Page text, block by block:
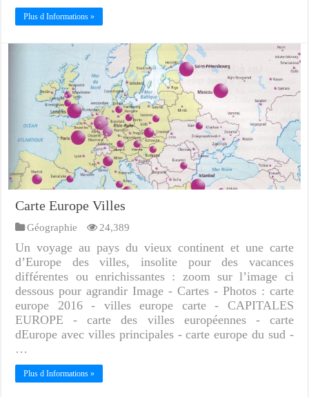
Plus d Informations »
Carte Europe Villes
Géographie 24,389
Un voyage au pays du vieux continent et une carte
d’Europe des villes, insolite pour des vacances
différentes ou enrichissantes : zoom sur l’image ci
dessous pour agrandir Image - Cartes - Photos : carte
europe 2016 - villes europe carte - CAPITALES
EUROPE - carte des villes européennes - carte
dEurope avec villes principales - carte europe du sud -
…
Plus d Informations »